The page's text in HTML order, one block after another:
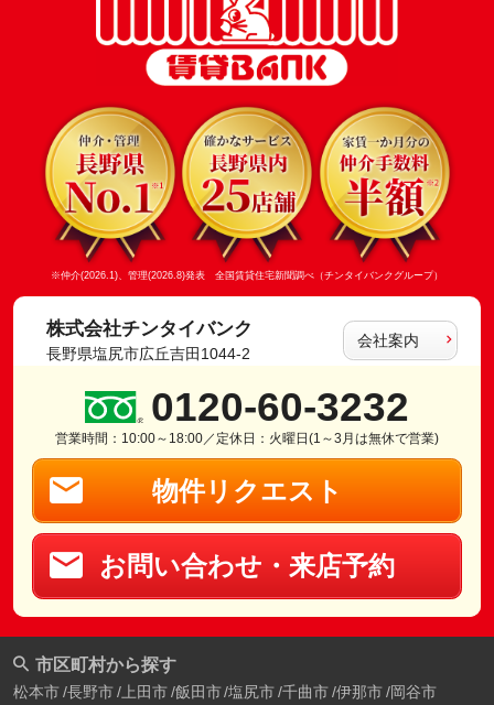
※仲介(2026.1)、管理(2026.8)発表 全国賃貸住宅新聞調べ（チンタイバンクグループ）
株式会社チンタイバンク
長野県塩尻市広丘吉田1044-2
会社案内
0120-60-3232
営業時間：10:00～18:00／定休日：火曜日(1～3月は無休で営業)
物件リクエスト
お問い合わせ・来店予約
市区町村から探す
松本市 長野市 上田市 飯田市 塩尻市 千曲市 伊那市 岡谷市